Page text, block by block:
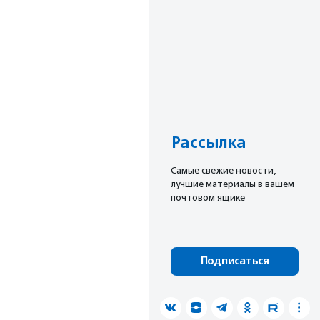
Рассылка
Cамые свежие новости,
лучшие материалы в вашем
почтовом ящике
Подписаться